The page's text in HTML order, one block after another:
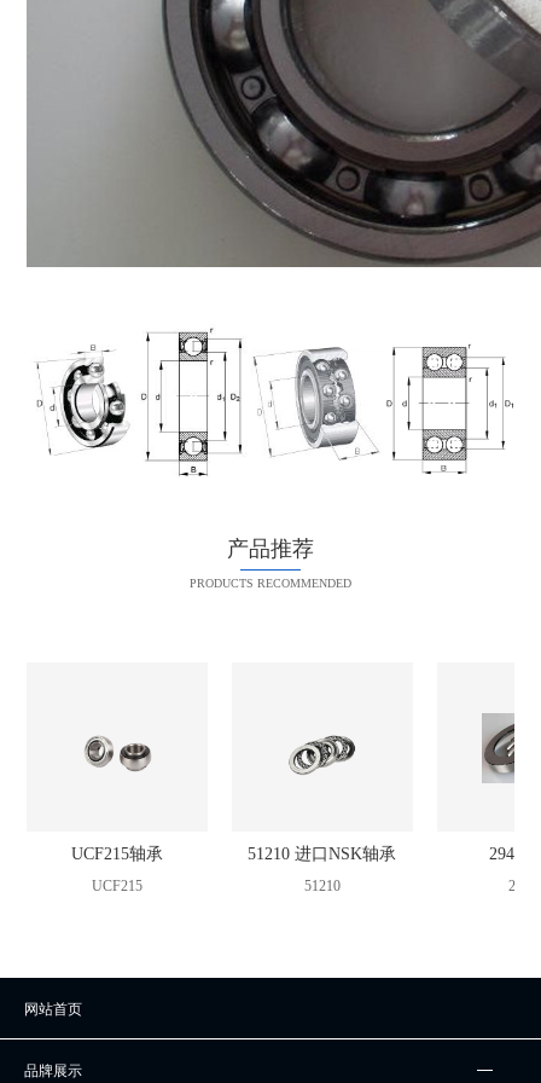
产品推荐
PRODUCTS RECOMMENDED
UCF215轴承
UCF215
51210 进口NSK轴承
51210
29420
网站首页
品牌展示